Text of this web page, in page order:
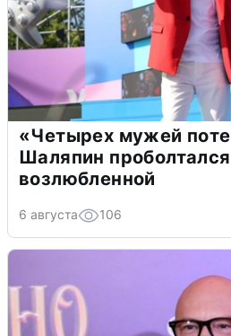
«Четырех мужей
Шаляпин
возлюбленной
6 августа 106